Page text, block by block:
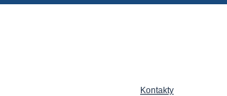
Kontakty